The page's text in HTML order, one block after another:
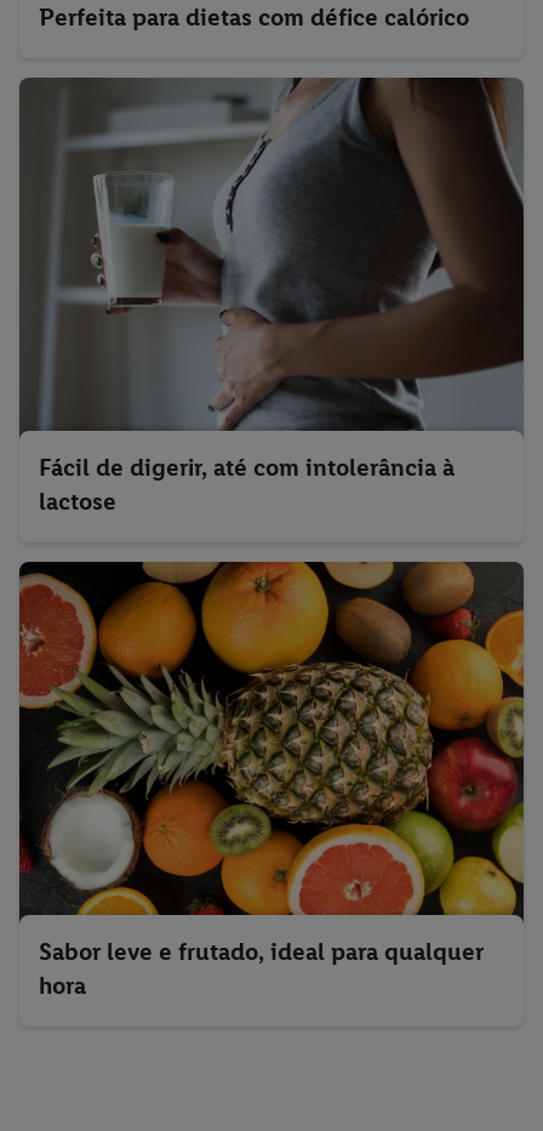
Perfeita para dietas com défice calórico
Fácil de digerir, até com intolerância à
lactose
Sabor leve e frutado, ideal para qualquer
hora